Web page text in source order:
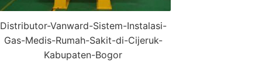
Distributor-Vanward-Sistem-Instalasi-
Gas-Medis-Rumah-Sakit-di-Cijeruk-
Kabupaten-Bogor